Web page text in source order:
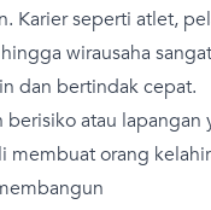
Karier seperti atlet,
wirausaha
dan bertindak cepat.
berisiko atau
membuat orang